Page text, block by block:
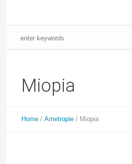
Miopia
Home /Ametropie / Miopia